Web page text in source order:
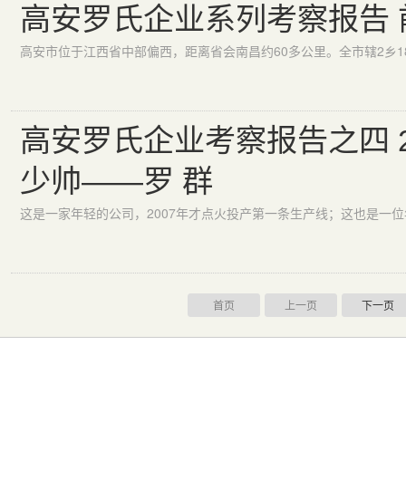
高安罗氏企业系列考察报告
高安罗氏企业考察报告之四
少帅——罗 群